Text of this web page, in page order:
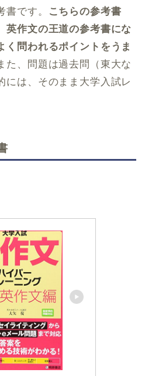
です。
こちらの参考書
英作文の王道の参考書にな
く問われるポイントをうま
た、問題は過去問（東大な
には、そのまま大学入試レ